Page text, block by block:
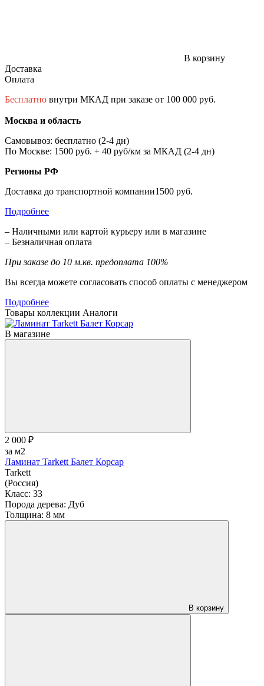
В корзину
Доставка
Оплата
Бесплатно внутри МКАД при заказе от 100 000 руб.
Москва и область
Самовывоз: бесплатно (2-4 дн)
По Москве: 1500 руб. + 40 руб/км за МКАД (2-4 дн)
Регионы РФ
Доставка до транспортной компании1500 руб.
Подробнее
– Наличными или картой курьеру или в магазине
– Безналичная оплата
При заказе до 10 м.кв. предоплата 100%
Вы всегда можете согласовать способ оплаты с менеджером
Подробнее
Товары коллекции Аналоги
В магазине
2 000 ₽
за м2
Ламинат Tarkett Балет Корсар
Tarkett
(Россия)
Класс: 33
Порода дерева: Дуб
Толщина: 8 мм
В корзину